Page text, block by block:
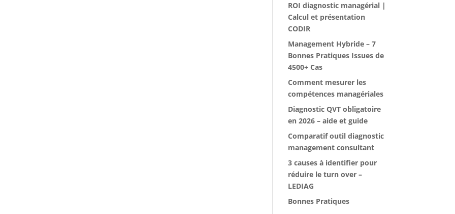
ROI diagnostic managérial |
Calcul et présentation
CODIR
Management Hybride – 7
Bonnes Pratiques Issues de
4500+ Cas
Comment mesurer les
compétences managériales
Diagnostic QVT obligatoire
en 2026 – aide et guide
Comparatif outil diagnostic
management consultant
3 causes à identifier pour
réduire le turn over –
LEDIAG
Bonnes Pratiques